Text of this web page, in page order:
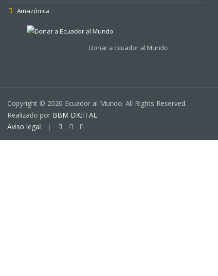
Amazónica
Donar a Ecuador al Mundo
Copyright © 2020 Ecuador al Mundo. All Rights Reserved.
Realizado por BBM DIGITAL
Aviso legal
|